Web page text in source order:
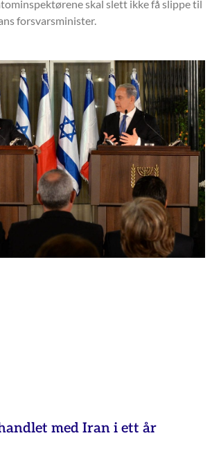
skal slett ikke få slippe til
forsvarsminister.
med Iran i ett år